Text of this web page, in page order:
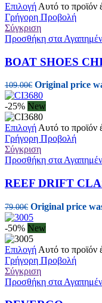
Επιλογή Αυτό το προϊόν
Γρήγορη Προβολή
Σύγκριση
Προσθήκη στα
BOAT SHOES
109.00€ Original price
-25% New
Επιλογή Αυτό το προϊόν
Γρήγορη Προβολή
Σύγκριση
Προσθήκη στα
REEF DRIFT
79.00€ Original price
-50% New
Επιλογή Αυτό το προϊόν
Γρήγορη Προβολή
Σύγκριση
Προσθήκη στα